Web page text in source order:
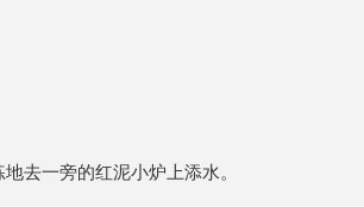
去一旁的红泥小炉上添水。